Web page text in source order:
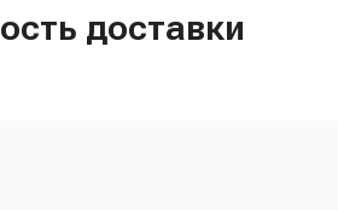
доставки